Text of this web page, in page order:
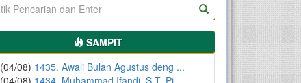
SAMPIT
(04/08) 1435. Awali Bulan Agustus deng ...
(04/08) 1434. Muhammad Ifandi, S.T. Pi ...